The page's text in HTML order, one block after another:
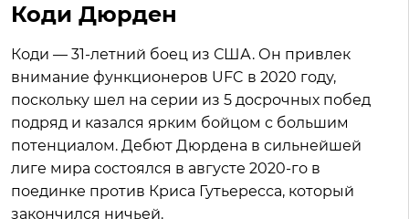
Коди Дюрден
Коди — 31-летний боец из США. Он привлек
внимание функционеров UFC в 2020 году,
поскольку шел на серии из 5 досрочных побед
подряд и казался ярким бойцом с большим
потенциалом. Дебют Дюрдена в сильнейшей
лиге мира состоялся в августе 2020-го в
поединке против Криса Гутьересса, который
закончился ничьей.